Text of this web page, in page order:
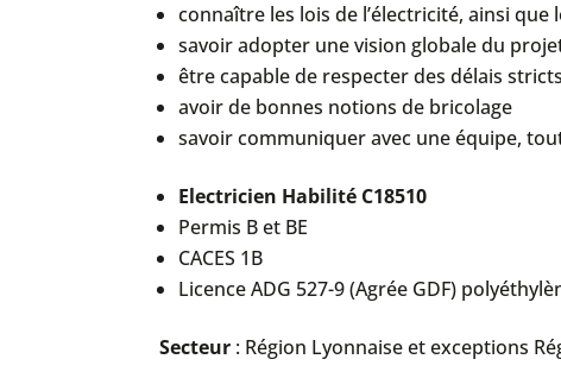
connaître les lois de l’électricité, ainsi
savoir adopter une vision globale du
être capable de respecter des délais stricts
avoir de bonnes notions de bricolage
savoir communiquer avec une équipe,
Electricien Habilité C18510
Permis B et BE
CACES 1B
Licence ADG 527-9 (Agrée GDF)
Secteur : Région Lyonnaise et exceptions